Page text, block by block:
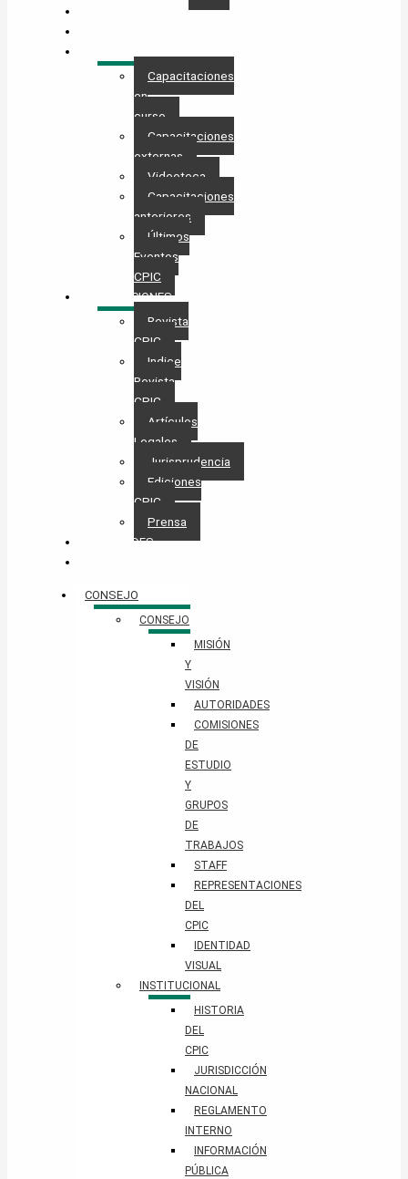
Capacitaciones
en
curso
Capacitaciones
externas
Videoteca
Capacitaciones
anteriores
Últimos
Eventos
CPIC
PUBLICACIONES
Revista
CPIC
Indice
Revista
CPIC
Artículos
Legales
Jurisprudencia
Ediciones
CPIC
Prensa
NOVEDADES
CONSEJO
CONSEJO
MISIÓN
Y
VISIÓN
AUTORIDADES
COMISIONES
DE
ESTUDIO
Y
GRUPOS
DE
TRABAJOS
STAFF
REPRESENTACIONES
DEL
CPIC
IDENTIDAD
VISUAL
INSTITUCIONAL
HISTORIA
DEL
CPIC
JURISDICCIÓN
NACIONAL
REGLAMENTO
INTERNO
INFORMACIÓN
PÚBLICA